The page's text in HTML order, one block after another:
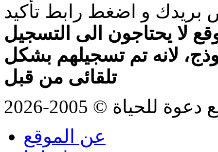
و اضغط رابط تأكيد
لا يحتاجون الى التسجيل
لانه تم تسجيلهم بشكل
تلقائى من قبل
© 2005-2026
عن الموقع